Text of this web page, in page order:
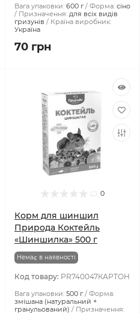
Вага упаковки: 600 г Форма: сіно
Призначення: для всіх видів
гризунів
Країна виробник:
Україна
70 грн
0
Корм для шиншил
Природа Коктейль
«Шиншилка» 500 г
Немає в наявності
Код товару: PR740047КАРТОН
Вага упаковки: 500 г
Форма:
змішана (натуральний +
гранульований)
Призначення: